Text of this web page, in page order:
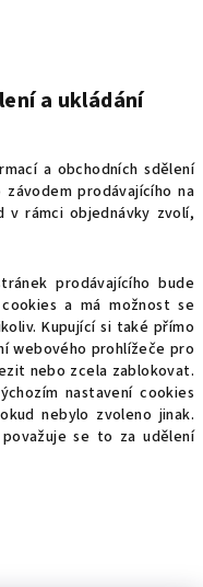
a ukládání
a obchodních sdělení
prodávajícího na
v rámci objednávky zvolí,
prodávajícího bude
a má možnost se
Kupující si také přímo
webového prohlížeče pro
nebo zcela zablokovat.
nastavení cookies
nebylo zvoleno jinak.
se to za udělení